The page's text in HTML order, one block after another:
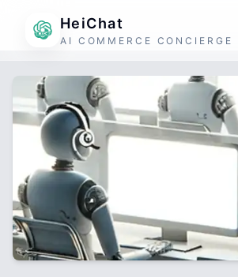
HeiChat
AI COMMERCE CONCIERGE